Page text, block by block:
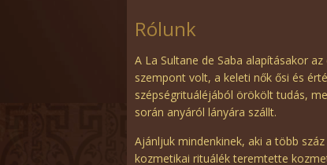
Rólunk
A La Sultane de Saba alapításakor az
szempont volt, a keleti nők ősi és
szépségrituáléjából örökölt tudás,
során anyáról lányára szállt.
Ajánljuk mindenkinek, aki a több száz
kozmetikai rituálék teremtette